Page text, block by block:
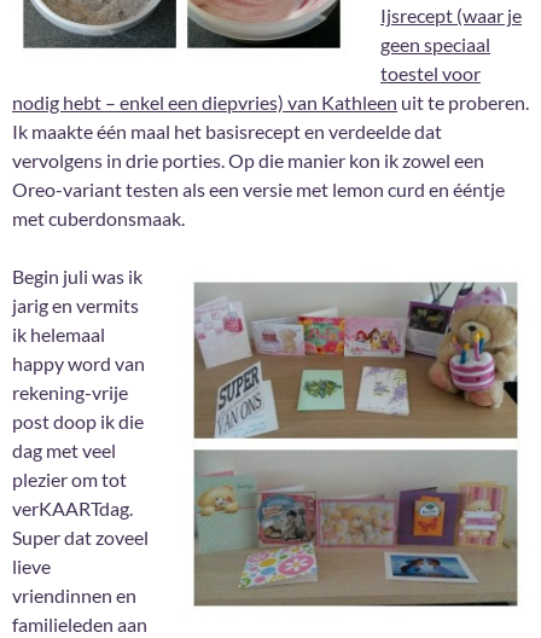
Ijsrecept (waar je
geen speciaal
toestel voor
nodig hebt – enkel een diepvries) van Kathleen uit te proberen.
Ik maakte één maal het basisrecept en verdeelde dat
vervolgens in drie porties. Op die manier kon ik zowel een
Oreo-variant testen als een versie met lemon curd en ééntje
met cuberdonsmaak.
Begin juli was ik
jarig en vermits
ik helemaal
happy word van
rekening-vrije
post doop ik die
dag met veel
plezier om tot
verKAARTdag.
Super dat zoveel
lieve
vriendinnen en
familieleden aan